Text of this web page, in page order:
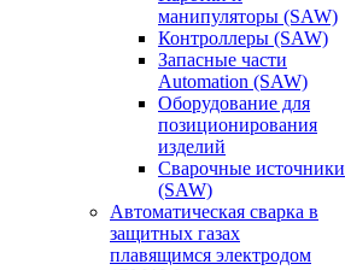
манипуляторы (SAW)
Контроллеры (SAW)
Запасные части
Automation (SAW)
Оборудование для
позиционирования
изделий
Сварочные источники
(SAW)
Автоматическая сварка в
защитных газах
плавящимся электродом